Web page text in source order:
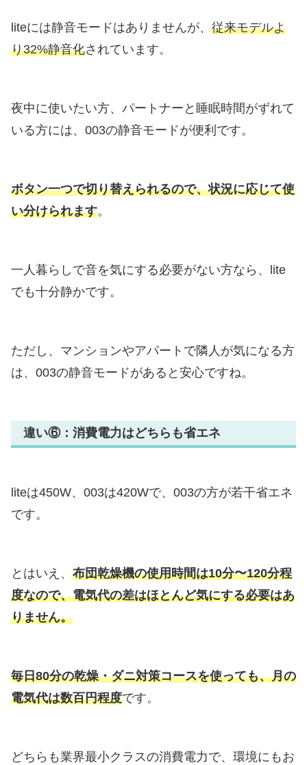
liteには静音モードはありませんが、 従来モデルよ
り32%静音化されています。
夜中に使いたい方、パートナーと睡眠時間がずれて
いる方には、003の静音モードが便利です。
ボタン一つで切り替えられるので、状況に応じて使
い分けられます。
一人暮らしで音を気にする必要がない方なら、lite
でも十分静かです。
ただし、マンションやアパートで隣人が気になる方
は、003の静音モードがあると安心ですね。
違い⑥：消費電力はどちらも省エネ
liteは450W、003は420Wで、003の方が若干省エネ
です。
とはいえ、 布団乾燥機の使用時間は10分〜120分程
度なので、電気代の差はほとんど気にする必要はあ
りません。
毎日80分の乾燥・ダニ対策コースを使っても、月の
電気代は数百円程度です。
どちらも業界最小クラスの消費電力で、環境にもお